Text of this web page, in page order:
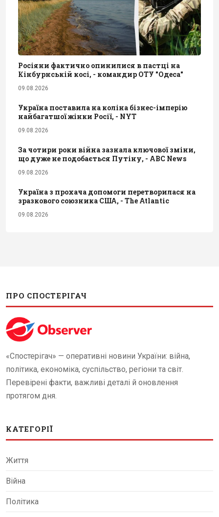
Росіяни фактично опинилися в пастці на
Кінбурнській косі, - командир ОТУ "Одеса"
09.08.2026
Україна поставила на коліна бізнес-імперію
найбагатшої жінки Росії, - NYT
09.08.2026
За чотири роки війна зазнала ключової зміни,
що дуже не подобається Путіну, - ABC News
09.08.2026
Україна з прохача допомоги перетворилася на
зразкового союзника США, - The Atlantic
09.08.2026
ПРО СПОСТЕРІГАЧ
«Спостерігач» — оперативні новини України: війна,
політика, економіка, суспільство, регіони та світ.
Перевірені факти, важливі деталі й оновлення
протягом дня.
КАТЕГОРІЇ
Життя
Війна
Політика